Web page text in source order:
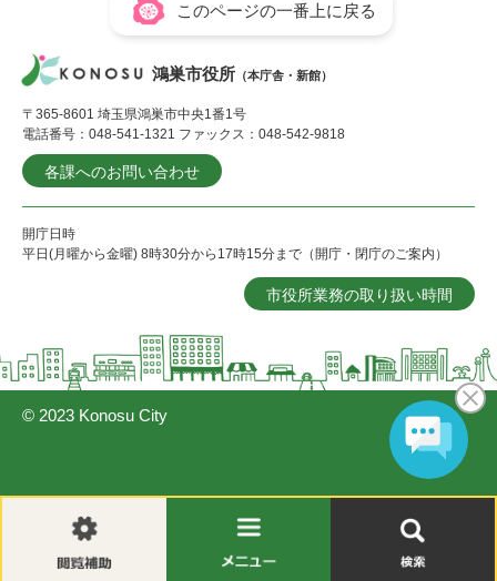
このページの一番上に戻る
鴻巣市役所 （本庁舎・新館）
〒365-8601 埼玉県鴻巣市中央1番1号
電話番号：048-541-1321 ファックス：048-542-9818
各課へのお問い合わせ
開庁日時
平日(月曜から金曜) 8時30分から17時15分まで（開庁・閉庁のご案内）
市役所業務の取り扱い時間
© 2023 Konosu City